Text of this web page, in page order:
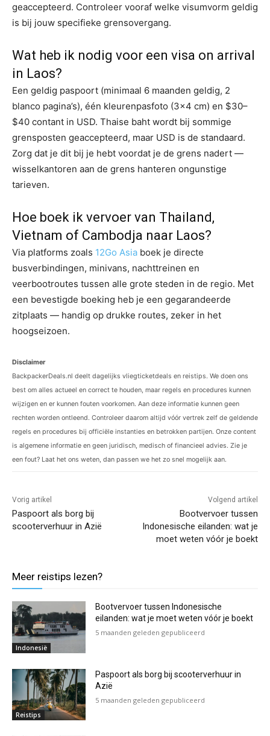
geaccepteerd. Controleer vooraf welke visumvorm geldig
is bij jouw specifieke grensovergang.
Wat heb ik nodig voor een visa on arrival
in Laos?
Een geldig paspoort (minimaal 6 maanden geldig, 2
blanco pagina’s), één kleurenpasfoto (3×4 cm) en $30–
$40 contant in USD. Thaise baht wordt bij sommige
grensposten geaccepteerd, maar USD is de standaard.
Zorg dat je dit bij je hebt voordat je de grens nadert —
wisselkantoren aan de grens hanteren ongunstige
tarieven.
Hoe boek ik vervoer van Thailand,
Vietnam of Cambodja naar Laos?
Via platforms zoals 12Go Asia boek je directe
busverbindingen, minivans, nachttreinen en
veerbootroutes tussen alle grote steden in de regio. Met
een bevestigde boeking heb je een gegarandeerde
zitplaats — handig op drukke routes, zeker in het
hoogseizoen.
Disclaimer
BackpackerDeals.nl deelt dagelijks vliegticketdeals en reistips. We doen ons
best om alles actueel en correct te houden, maar regels en procedures kunnen
wijzigen en er kunnen fouten voorkomen. Aan deze informatie kunnen geen
rechten worden ontleend. Controleer daarom altijd vóór vertrek zelf de geldende
regels en procedures bij officiële instanties en betrokken partijen. Onze content
is algemene informatie en geen juridisch, medisch of financieel advies. Zie je
een fout? Laat het ons weten, dan passen we het zo snel mogelijk aan.
Vorig artikel
Paspoort als borg bij
scooterverhuur in Azië
Volgend artikel
Bootvervoer tussen
Indonesische eilanden: wat je
moet weten vóór je boekt
Meer reistips lezen?
Indonesië
Bootvervoer tussen Indonesische
eilanden: wat je moet weten vóór je boekt
5 maanden geleden gepubliceerd
Reistips
Paspoort als borg bij scooterverhuur in
Azië
5 maanden geleden gepubliceerd